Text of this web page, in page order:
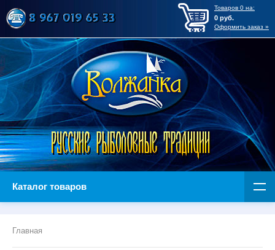
Товаров 0 на:
0 руб.
Оформить заказ »
Каталог товаров
Главная